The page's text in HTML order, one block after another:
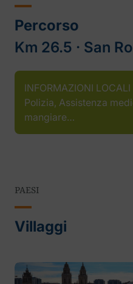
Percorso
Km 26.5 ‧ San
INFORMAZIONI LOCALI
Polizia, Assistenza
mangiare…
PAESI
Villaggi